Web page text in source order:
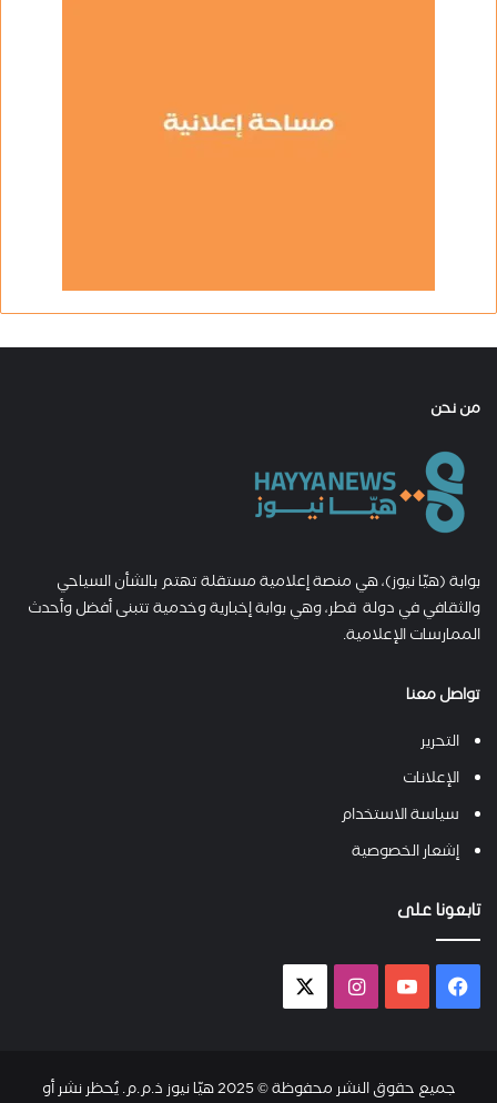
من نحن
بوابة (هيّا نيوز)، هي منصة إعلامية مستقلة تهتم بالشأن السياحي
والثقافي في دولة قطر، وهي بوابة إخبارية وخدمية تتبنى أفضل وأحدث
الممارسات الإعلامية.
تواصل معنا
التحرير
الإعلانات
سياسة الاستخدام
إشعار الخصوصية
تابعونا على
فيسبوك يوتيوب انستقرام
جميع حقوق النشر محفوظة © 2025 هيّا نيوز ذ.م.م. يُحظر نشر أو